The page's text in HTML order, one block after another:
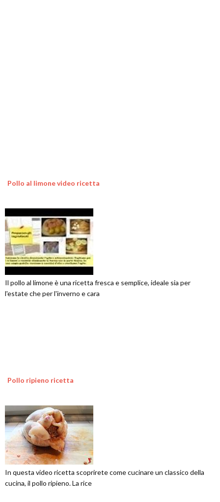
Pollo al limone video ricetta
Il pollo al limone è una ricetta fresca e semplice, ideale sia per
l'estate che per l'inverno e cara
Pollo ripieno ricetta
In questa video ricetta scoprirete come cucinare un classico della
cucina, il pollo ripieno. La rice